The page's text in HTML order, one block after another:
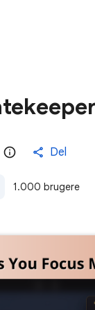
Del
1.000 brugere